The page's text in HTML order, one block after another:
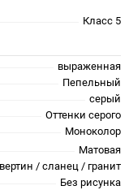
Класс 5
выраженная
Пепельный
серый
Оттенки серого
Моноколор
Матовая
/ сланец / гранит
Без рисунка